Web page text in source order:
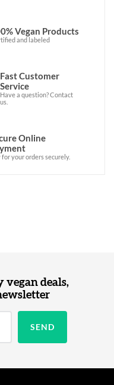
Vegan Products
and labeled
Fast Customer
Service
Have a question? Contact
us.
Online
for your orders securely.
vegan deals,